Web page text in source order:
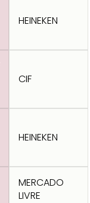
HEINEKEN
CIF
HEINEKEN
MERCADO
LIVRE